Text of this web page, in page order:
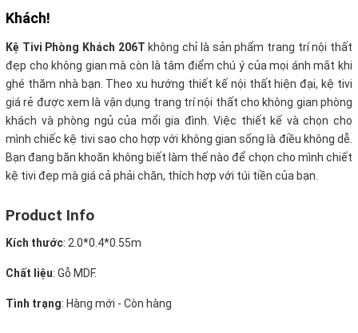
Khách!
Kệ Tivi Phòng Khách 206T không chỉ là sản phẩm trang trí nội thất
đẹp cho không gian mà còn là tâm điểm chú ý của mọi ánh mắt khi
ghé thăm nhà bạn. Theo xu hướng thiết kế nội thất hiện đại, kệ tivi
giá rẻ được xem là vận dụng trang trí nội thất cho không gian phòng
khách và phòng ngủ của mổi gia đình. Việc thiết kế và chọn cho
mình chiếc kệ tivi sao cho hợp với không gian sống là điều không dễ.
Bạn đang băn khoăn không biết làm thế nào để chọn cho mình chiết
kệ tivi đẹp mà giá cả phải chăn, thích hợp với túi tiền của bạn.
Product Info
Kích thước: 2.0*0.4*0.55m
Chất liệu: Gỗ MDF.
Tình trạng: Hàng mới - Còn hàng